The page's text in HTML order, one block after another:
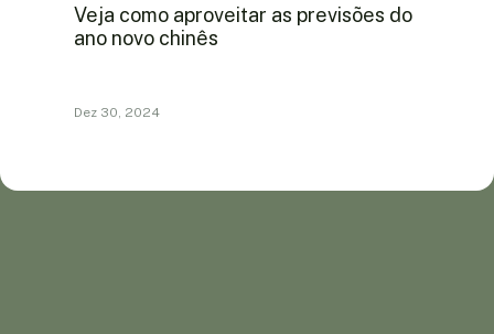
Veja como aproveitar as previsões do
ano novo chinês
Dez 30, 2024